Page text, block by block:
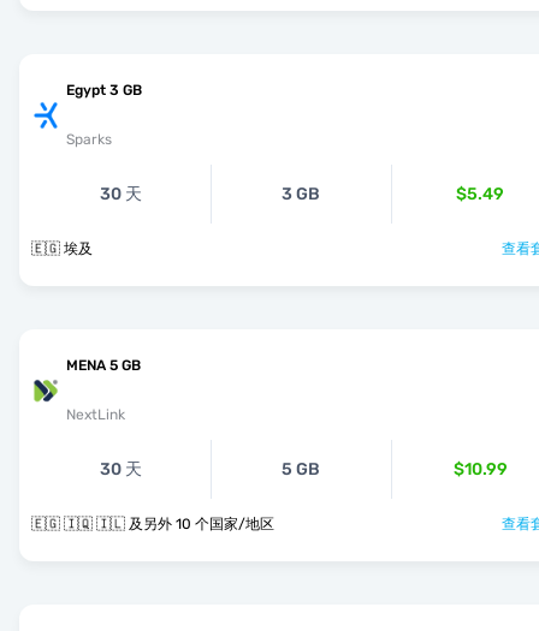
Egypt 3 GB
Sparks
30 天 3 GB $5.49
🇪🇬 埃及 查看
MENA 5 GB
NextLink
30 天 5 GB $10.99
🇪🇬 🇮🇶 🇮🇱 及另外 10 个国家/地区 查看